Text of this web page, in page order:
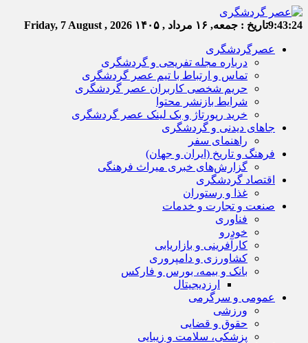
9:43:25تاریخ : جمعه, ۱۶ مرداد , ۱۴۰۵ Friday, 7 August , 2026
عصرگردشگری
درباره مجله تفریحی و گردشگری
تماس و ارتباط با تیم عصر گردشگری
حریم شخصی کاربران عصر گردشگری
شرایط بازنشر محتوا
خرید رپورتاژ و بک لینک عصر گردشگری
جاهای دیدنی و گردشگری
راهنمای سفر
فرهنگ و تاریخ (ایران و جهان)
گزارش‌های خبری میراث فرهنگی
اقتصاد گردشگری
غذا و رستوران
صنعت و تجارت و خدمات
فناوری
خودرو
کارآفرینی و بازاریابی
کشاورزی و دامپروری
بانک و بیمه، بورس و فارکس
ارزدیجیتال
عمومی و سرگرمی
ورزشی
حقوق و قضایی
پزشکی، سلامت و زیبایی